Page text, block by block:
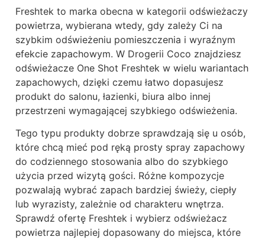
Freshtek to marka obecna w kategorii odświeżaczy
powietrza, wybierana wtedy, gdy zależy Ci na
szybkim odświeżeniu pomieszczenia i wyraźnym
efekcie zapachowym. W Drogerii Coco znajdziesz
odświeżacze One Shot Freshtek w wielu wariantach
zapachowych, dzięki czemu łatwo dopasujesz
produkt do salonu, łazienki, biura albo innej
przestrzeni wymagającej szybkiego odświeżenia.
Tego typu produkty dobrze sprawdzają się u osób,
które chcą mieć pod ręką prosty spray zapachowy
do codziennego stosowania albo do szybkiego
użycia przed wizytą gości. Różne kompozycje
pozwalają wybrać zapach bardziej świeży, ciepły
lub wyrazisty, zależnie od charakteru wnętrza.
Sprawdź ofertę Freshtek i wybierz odświeżacz
powietrza najlepiej dopasowany do miejsca, które